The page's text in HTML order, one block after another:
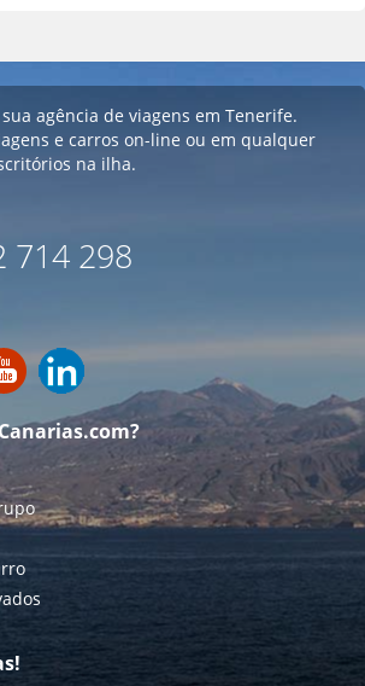
agência de viagens em Tenerife.
e carros on-line ou em qualquer
na ilha.
714 298